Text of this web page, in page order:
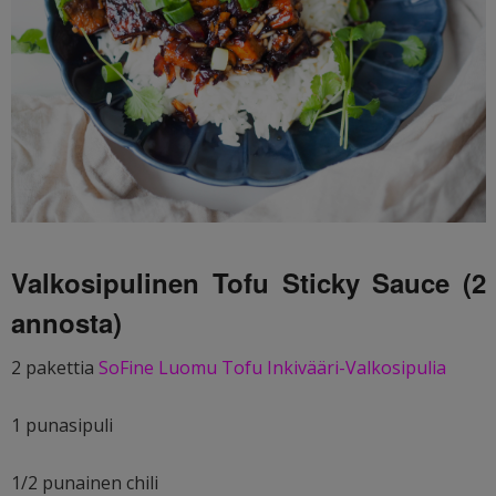
Valkosipulinen Tofu Sticky Sauce (2
annosta)
2 pakettia SoFine Luomu Tofu Inkivääri-Valkosipulia
1 punasipuli
1/2 punainen chili